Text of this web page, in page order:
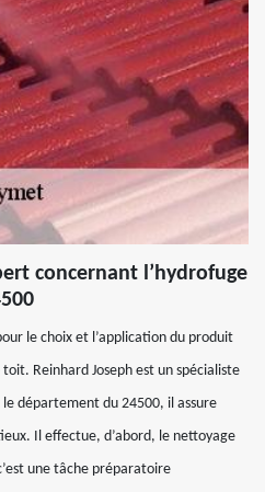
concernant l’hydrofuge
le choix et l’application du produit
Reinhard Joseph est un spécialiste
département du 24500, il assure
Il effectue, d’abord, le nettoyage
une tâche préparatoire